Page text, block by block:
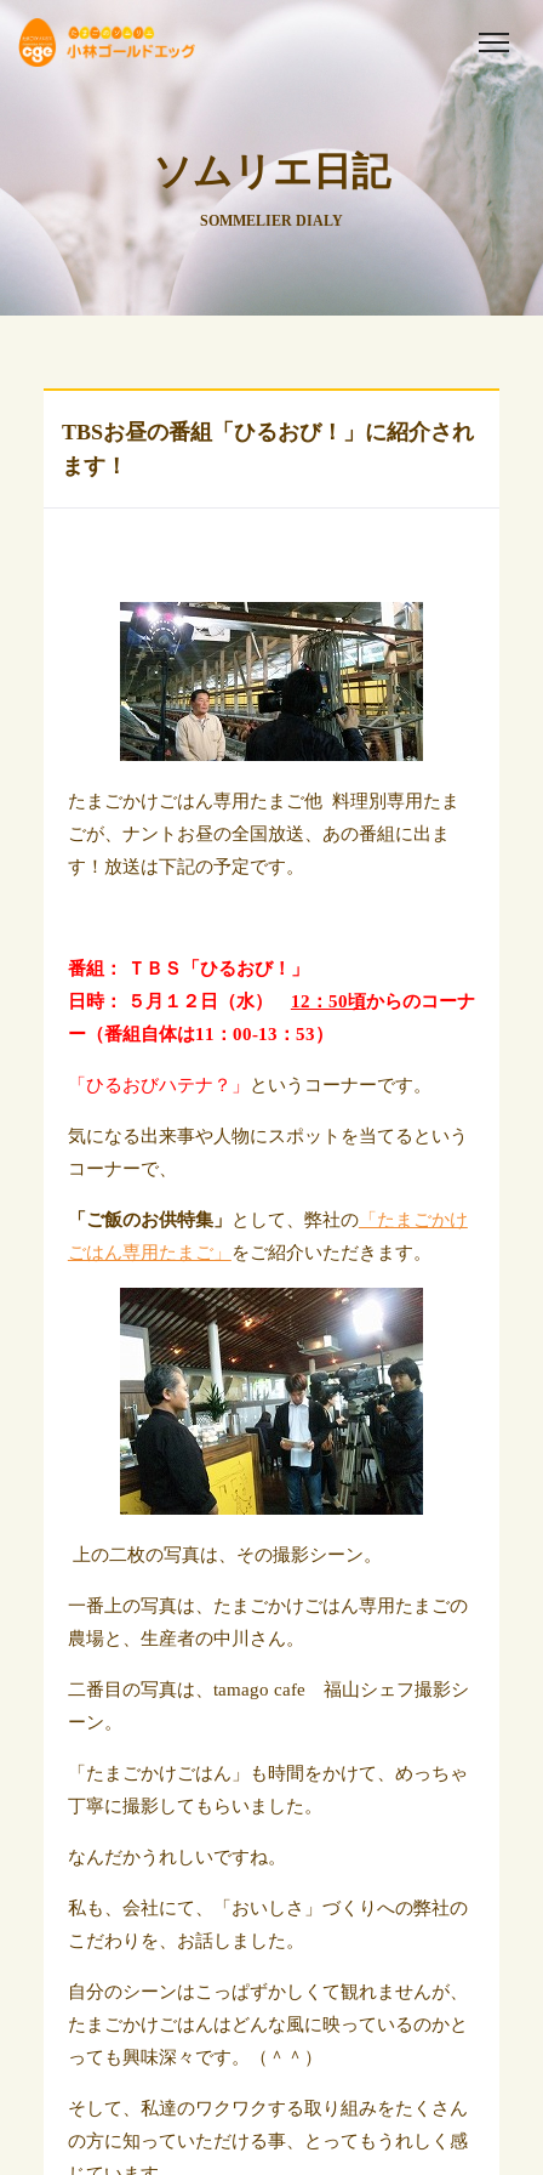
ソムリエ日記
SOMMELIER DIALY
TBSお昼の番組「ひるおび！」に紹介され
ます！
たまごかけごはん専用たまご他 料理別専用たま
ごが、ナントお昼の全国放送、あの番組に出ま
す！放送は下記の予定です。
番組： ＴＢＳ「ひるおび！」
日時： ５月１２日（水） 12：50頃からのコーナ
ー（番組自体は11：00-13：53）
「ひるおびハテナ？」 というコーナーです。
気になる出来事や人物にスポットを当てるという
コーナーで、
「ご飯のお供特集」 として、弊社の「たまごかけ
ごはん専用たまご」
をご紹介いただきます。
上の二枚の写真は、その撮影シーン。
一番上の写真は、たまごかけごはん専用たまごの
農場と、生産者の中川さん。
二番目の写真は、tamago cafe 福山シェフ撮影シ
ーン。
「たまごかけごはん」も時間をかけて、めっちゃ
丁寧に撮影してもらいました。
なんだかうれしいですね。
私も、会社にて、「おいしさ」づくりへの弊社の
こだわりを、お話しました。
自分のシーンはこっぱずかしくて観れませんが、
たまごかけごはんはどんな風に映っているのかと
っても興味深々です。（＾＾）
そして、私達のワクワクする取り組みをたくさん
の方に知っていただける事、とってもうれしく感